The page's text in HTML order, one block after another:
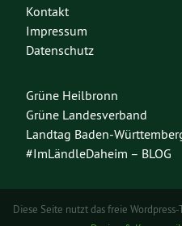
Kontakt
Impressum
Datenschutz
Grüne Heilbronn
Grüne Landesverband
Landtag Baden-
#ImLändleDaheim – BLOG
Diese Seite nutzt das freie Wordpress-